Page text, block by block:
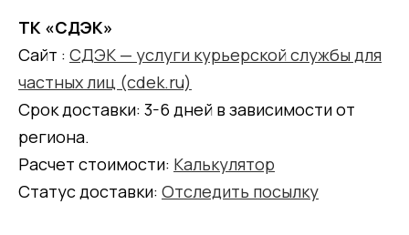
ТК «СДЭК»
Сайт : СДЭК — услуги курьерской службы для
частных лиц (cdek.ru)
Срок доставки: 3-6 дней в зависимости от
региона.
Расчет стоимости: Калькулятор
Статус доставки: Отследить посылку